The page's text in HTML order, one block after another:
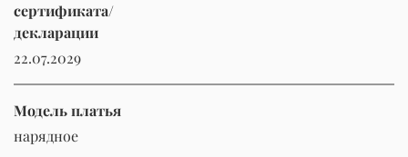
сертификата/
декларации
22.07.2029
Модель платья
нарядное